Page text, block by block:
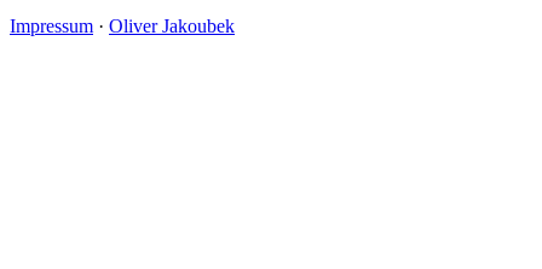
Impressum · Oliver Jakoubek